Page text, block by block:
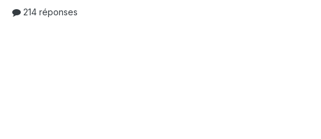
214 réponses